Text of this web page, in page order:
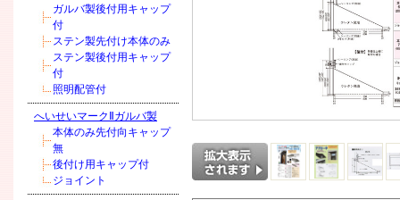
ガルバ製後付用キャップ
付
ステン製先付け本体のみ
ステン製後付用キャップ
付
照明配管付
へいせいマークⅡガルバ製
本体のみ先付向キャップ
無
後付け用キャップ付
ジョイント